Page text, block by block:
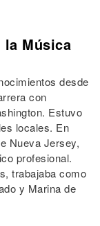
Música
desde
con
Estuvo
locales. En
Nueva Jersey,
profesional.
trabajaba como
y Marina de